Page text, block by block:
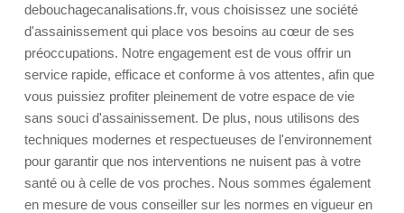
debouchagecanalisations.fr, vous choisissez une société
d'assainissement qui place vos besoins au cœur de ses
préoccupations. Notre engagement est de vous offrir un
service rapide, efficace et conforme à vos attentes, afin que
vous puissiez profiter pleinement de votre espace de vie
sans souci d'assainissement. De plus, nous utilisons des
techniques modernes et respectueuses de l'environnement
pour garantir que nos interventions ne nuisent pas à votre
santé ou à celle de vos proches. Nous sommes également
en mesure de vous conseiller sur les normes en vigueur en